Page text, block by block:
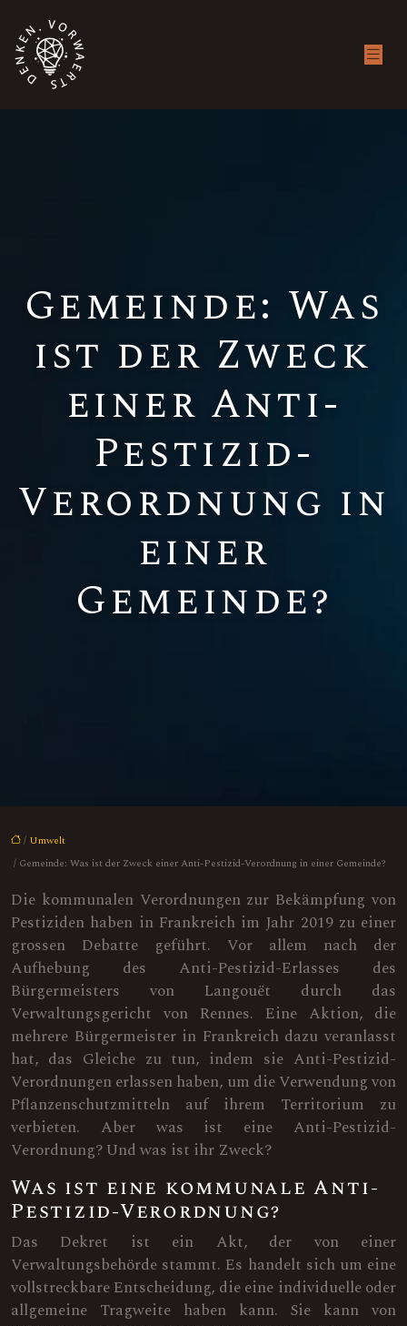
Gemeinde: Was
ist der Zweck
einer Anti-
Pestizid-
Verordnung in
einer
Gemeinde?
/ Umwelt
/ Gemeinde: Was ist der Zweck einer Anti-Pestizid-Verordnung in einer Gemeinde?
Die kommunalen Verordnungen zur Bekämpfung von
Pestiziden haben in Frankreich im Jahr 2019 zu einer
grossen Debatte geführt. Vor allem nach der
Aufhebung des Anti-Pestizid-Erlasses des
Bürgermeisters von Langouët durch das
Verwaltungsgericht von Rennes. Eine Aktion, die
mehrere Bürgermeister in Frankreich dazu veranlasst
hat, das Gleiche zu tun, indem sie Anti-Pestizid-
Verordnungen erlassen haben, um die Verwendung von
Pflanzenschutzmitteln auf ihrem Territorium zu
verbieten. Aber was ist eine Anti-Pestizid-
Verordnung? Und was ist ihr Zweck?
Was ist eine kommunale Anti-
Pestizid-Verordnung?
Das Dekret ist ein Akt, der von einer
Verwaltungsbehörde stammt. Es handelt sich um eine
vollstreckbare Entscheidung, die eine individuelle oder
allgemeine Tragweite haben kann. Sie kann von